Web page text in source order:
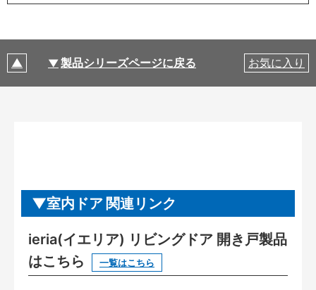
製品シリーズページに戻る お気に入り
室内ドア 関連リンク
ieria(イエリア) リビングドア 開き戸製品
はこちら
一覧はこちら